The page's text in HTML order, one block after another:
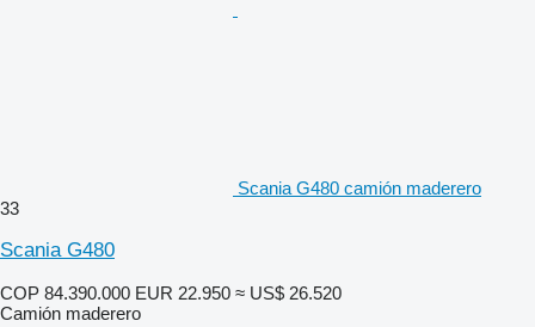
Scania G480 camión maderero
33
Scania G480
COP 84.390.000 EUR 22.950 ≈ US$ 26.520
Camión maderero